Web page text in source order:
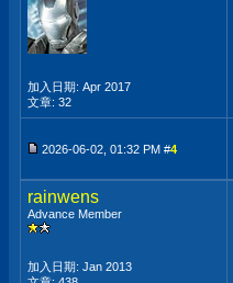
加入日期: Apr 2017
文章: 32
2026-06-02, 01:32 PM #4
rainwens
Advance Member
加入日期: Jan 2013